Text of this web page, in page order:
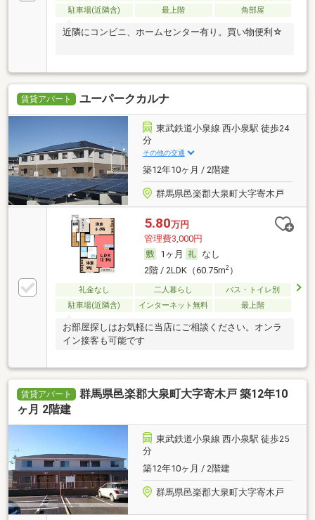
駐車場(近隣含)
最上階 角部屋
近隣にコンビニ、ホームセンター有り。買い物便利☆
賃貸アパート ユーパークカルナ
東武鉄道小泉線 西小泉駅 徒歩24
分
その他の交通
築12年10ヶ月 / 2階建
群馬県邑楽郡大泉町大字寄木戸
5.80万円
管理費3,000円
1ヶ月
なし
2階 / 2LDK（60.75m2）
礼金なし 二人暮らし
バス・トイレ別
駐車場(近隣含)
インターネット無料 最上階
お部屋探しはお気軽に当店にご相談ください。オンラ
イン接客も可能です
賃貸アパート
群馬県邑楽郡大泉町大字寄木戸 築12年10
ヶ月 2階建
東武鉄道小泉線 西小泉駅 徒歩25
分
築12年10ヶ月 / 2階建
群馬県邑楽郡大泉町大字寄木戸